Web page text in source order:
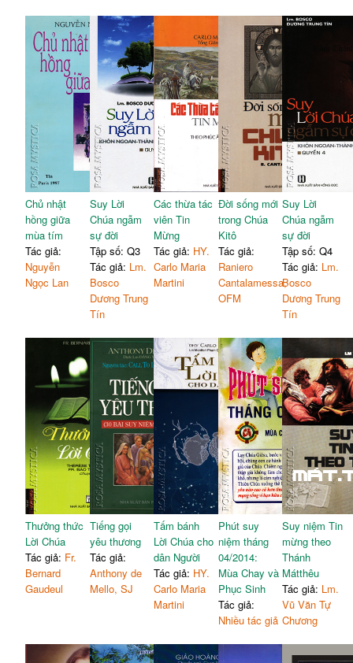
Chủ nhật
hồng giữa
mùa tím
Tác giả:
Nguyễn
Ngọc Lan
Suy Lời
Chúa ngẫm
sự đời
Tập số: Q3
Tác giả: Lm.
Bosco
Dương Trung
Tín
Các thừa tác
viên Tin
Mừng
Tác giả: HY.
Carlo Maria
Martini
Đời sống mới
trong Chúa
Kitô
Tác giả:
Raniero
Cantalamessa,
OFM
Suy Lời
Chúa ngẫm
sự đời
Tập số: Q4
Tác giả: Lm.
Bosco
Dương Trung
Tín
Thưởng thức
Lời Chúa
Tác giả: Fr.
Bernard
Gaudeul
Tiếng gọi
yêu thương
Tác giả:
Anthony de
Mello, SJ
Tấm bánh
Lời Chúa cho
dân Người
Tác giả: HY.
Carlo Maria
Martini
Phút suy
niệm tháng
04/2014:
Mùa Chay và
Phục Sinh
Tác giả:
Nhiều tác giả
Suy niệm Tin
mừng theo
Thánh
Mátthêu
Tác giả: Lm.
Vũ Văn Tự
Chương